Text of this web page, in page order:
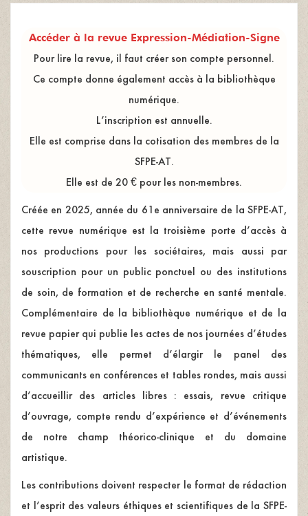
Accéder à la revue Expression-Médiation-Signe
Pour lire la revue, il faut créer son compte personnel.
Ce compte donne également accès à la bibliothèque
numérique.
L’inscription est annuelle.
Elle est comprise dans la cotisation des membres de la
SFPE-AT.
Elle est de 20 € pour les non-membres.
Créée en 2025, année du 61e anniversaire de la SFPE-AT,
cette revue numérique est la troisième porte d’accès à
nos productions pour les sociétaires, mais aussi par
souscription pour un public ponctuel ou des institutions
de soin, de formation et de recherche en santé mentale.
Complémentaire de la bibliothèque numérique et de la
revue papier qui publie les actes de nos journées d’études
thématiques, elle permet d’élargir le panel des
communicants en conférences et tables rondes, mais aussi
d’accueillir des articles libres : essais, revue critique
d’ouvrage, compte rendu d’expérience et d’événements
de notre champ théorico-clinique et du domaine
artistique.
Les contributions doivent respecter le format de rédaction
et l’esprit des valeurs éthiques et scientifiques de la SFPE-